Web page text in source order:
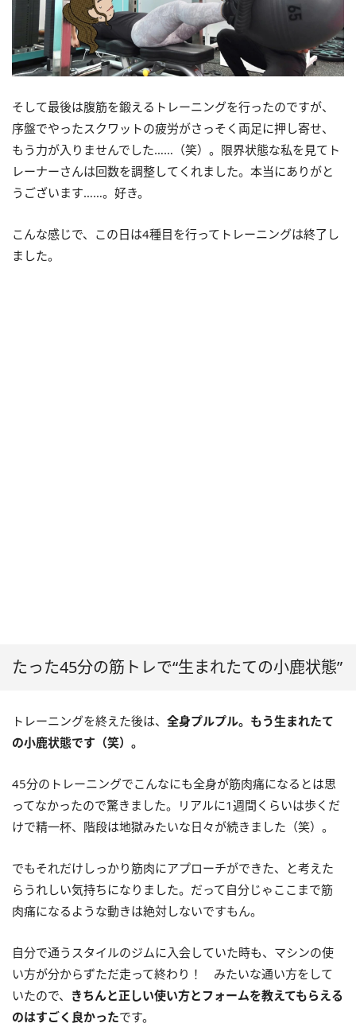
そして最後は腹筋を鍛えるトレーニングを行ったのですが、
序盤でやったスクワットの疲労がさっそく両足に押し寄せ、
もう力が入りませんでした……（笑）。限界状態な私を見てト
レーナーさんは回数を調整してくれました。本当にありがと
うございます……。好き。
こんな感じで、この日は4種目を行ってトレーニングは終了し
ました。
たった45分の筋トレで“生まれたての小鹿状態”
トレーニングを終えた後は、 全身プルプル。もう生まれたて
の小鹿状態です（笑）。
45分のトレーニングでこんなにも全身が筋肉痛になるとは思
ってなかったので驚きました。リアルに1週間くらいは歩くだ
けで精一杯、階段は地獄みたいな日々が続きました（笑）。
でもそれだけしっかり筋肉にアプローチができた、と考えた
らうれしい気持ちになりました。だって自分じゃここまで筋
肉痛になるような動きは絶対しないですもん。
自分で通うスタイルのジムに入会していた時も、マシンの使
い方が分からずただ走って終わり！ みたいな通い方をして
いたので、 きちんと正しい使い方とフォームを教えてもらえる
のはすごく良かったです。